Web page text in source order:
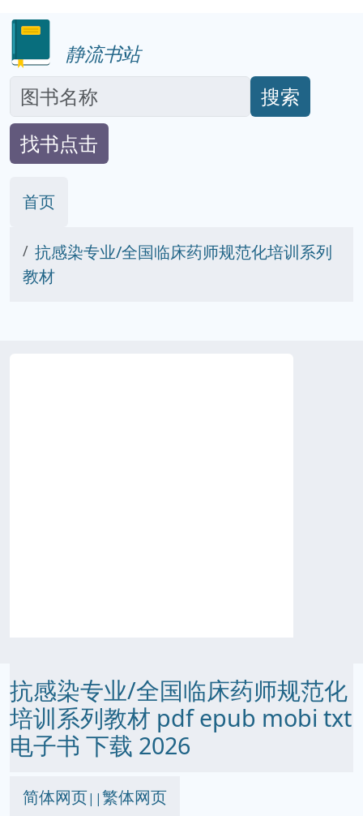
静流书站
搜索
找书点击
首页
抗感染专业/全国临床药师规范化培训系列
教材
抗感染专业/全国临床药师规范化
培训系列教材 pdf epub mobi txt
电子书 下载 2026
简体网页||繁体网页